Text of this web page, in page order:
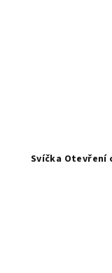
Svíčka Otevření